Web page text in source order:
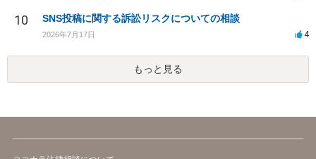
10 SNS投稿に関する訴訟リスクについての相談
2026年7月17日 4
もっと見る